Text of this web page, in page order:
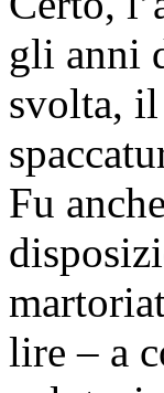
gli anni
svolta,
Fu
lire – a